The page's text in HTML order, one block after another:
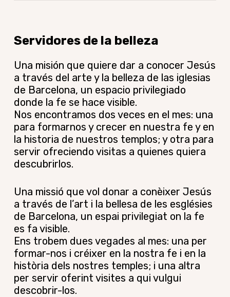
Servidores de la belleza
Una misión que quiere dar a conocer Jesús
a través del arte y la belleza de las iglesias
de Barcelona, un espacio privilegiado
donde la fe se hace visible.
Nos encontramos dos veces en el mes: una
para formarnos y crecer en nuestra fe y en
la historia de nuestros templos; y otra para
servir ofreciendo visitas a quienes quiera
descubrirlos.
Una missió que vol donar a conèixer Jesús
a través de l’art i la bellesa de les esglésies
de Barcelona, un espai privilegiat on la fe
es fa visible.
Ens trobem dues vegades al mes: una per
formar-nos i créixer en la nostra fe i en la
història dels nostres temples; i una altra
per servir oferint visites a qui vulgui
descobrir-los.